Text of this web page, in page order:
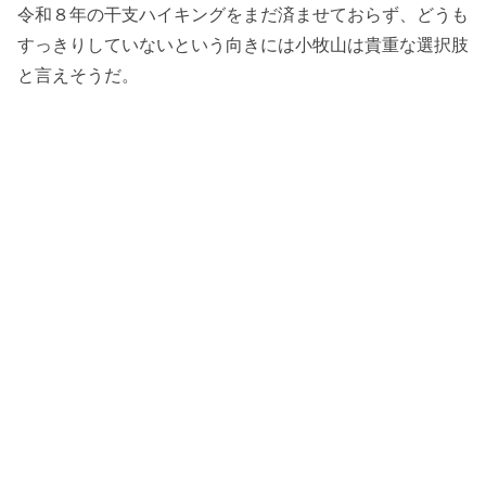
令和８年の干支ハイキングをまだ済ませておらず、どうも
すっきりしていないという向きには小牧山は貴重な選択肢
と言えそうだ。